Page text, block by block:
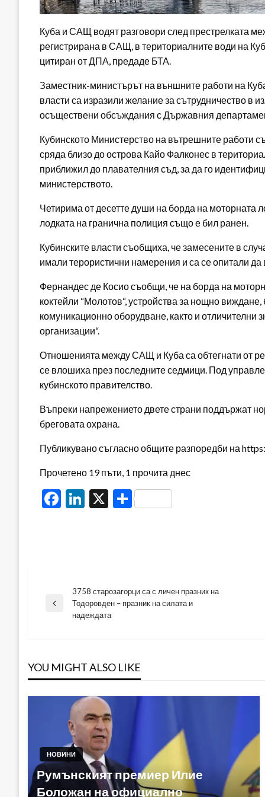
Куба и САЩ водят разговори след престрелката
регистрирана в САЩ, в териториалните води на
цитиран от ДПА, предаде БТА.
Заместник-министърът на външните работи на
власти са изразили желание за сътрудничество в
осъществени обсъждания с Държавния
Кубинското Министерство на вътрешните работи
сряда близо до острова Кайо Фалконес в
приближил до плавателния съд, за да го
министерството.
Четирима от десетте души на борда на моторната
лодката на гранична полиция също е бил ранен.
Кубинските власти съобщиха, че замесените в
имали терористични намерения и са се опитали да
Фернандес де Косио съобщи, че на борда на
коктейли “Молотов“, устройства за нощно
комуникационно оборудване, както и отличителни
организации“.
Отношенията между САЩ и Куба са обтегнати от
се влошиха през последните седмици. Под
кубинското правителство.
Въпреки напрежението двете страни поддържат
бреговата охрана.
Публикувано съгласно общите разпоредби на
Прочетено 19 пъти, 1 прочита днес
Facebook
LinkedIn
X Share
Навигация
Previous
3758 старозагорци са с личен празник на
Тодоровден – празник на силата и
надеждата
YOU MIGHT ALSO LIKE
НОВИНИ
Румънският премиер Илие
Боложан на официално